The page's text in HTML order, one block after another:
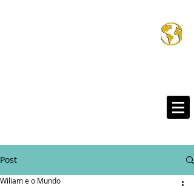
Wiliam e o Mund
Post
Wiliam e o Mundo